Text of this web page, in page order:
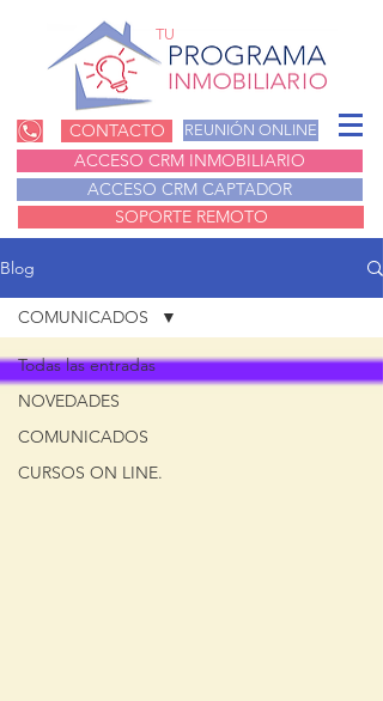
TU
CONTACTO REUNIÓN ONLINE
ACCESO CRM INMOBILIARIO
ACCESO CRM CAPTADOR
SOPORTE REMOTO
Blog
Todas las entradas
NOVEDADES
COMUNICADOS
CURSOS ON LINE.
COMUNICADOS